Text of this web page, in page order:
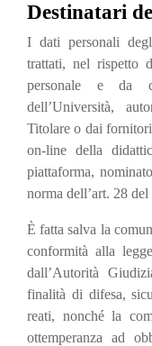
Destinatari
I dati personali
trattati, nel rispetto
personale e da
dell’Università,
Titolare o dai
on-line della
piattaforma,
norma dell’art. 28
È fatta salva la
conformità alla
dall’Autorità
finalità di difesa,
reati, nonché la
ottemperanza ad